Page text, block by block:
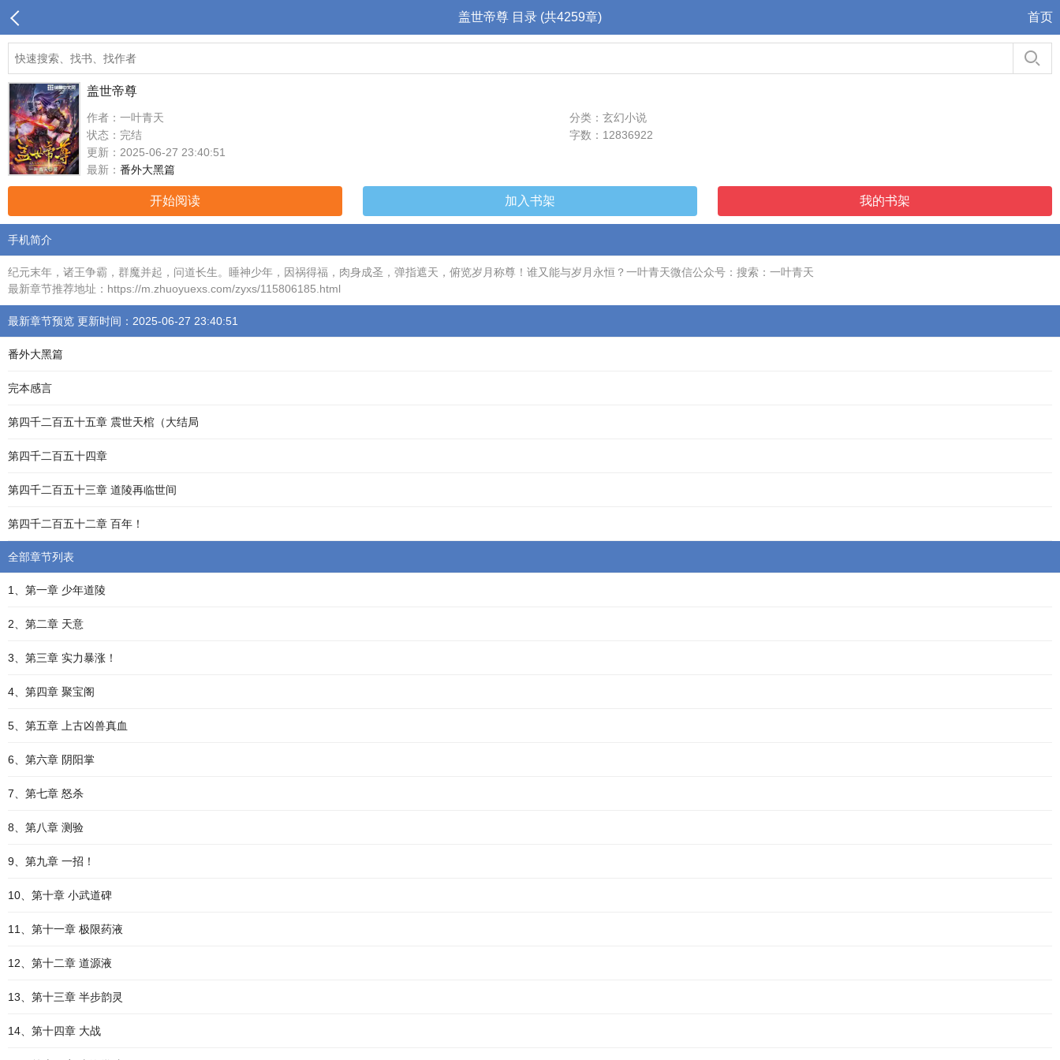
盖世帝尊 目录 (共4259章) 首页
盖世帝尊
作者：一叶青天
分类：玄幻小说
状态：完结
字数：12836922
更新：2025-06-27 23:40:51
最新： 番外大黑篇
开始阅读 加入书架 我的书架
手机简介
纪元末年，诸王争霸，群魔并起，问道长生。睡神少年，因祸得福，肉身成圣，弹指遮天，俯览岁月称尊！谁又能与岁月永恒？一叶青天微信公众号：搜索：一叶青天
最新章节推荐地址：https://m.zhuoyuexs.com/zyxs/115806185.html
最新章节预览 更新时间：2025-06-27 23:40:51
番外大黑篇
完本感言
第四千二百五十五章 震世天棺（大结局
第四千二百五十四章
第四千二百五十三章 道陵再临世间
第四千二百五十二章 百年！
全部章节列表
1、第一章 少年道陵
2、第二章 天意
3、第三章 实力暴涨！
4、第四章 聚宝阁
5、第五章 上古凶兽真血
6、第六章 阴阳掌
7、第七章 怒杀
8、第八章 测验
9、第九章 一招！
10、第十章 小武道碑
11、第十一章 极限药液
12、第十二章 道源液
13、第十三章 半步韵灵
14、第十四章 大战